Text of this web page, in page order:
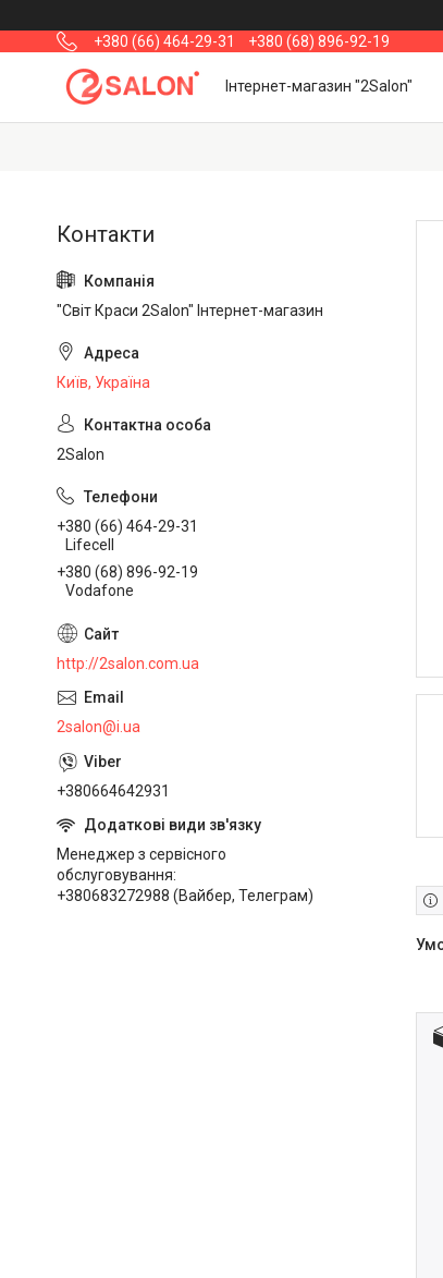
+380 (66) 464-29-31 +380 (68) 896-92-19
Інтернет-магазин "2Salon"
"Світ Краси 2Salon" Інтернет-магазин
Київ, Україна
2Salon
+380 (66) 464-29-31
Lifecell
+380 (68) 896-92-19
Vodafone
http://2salon.com.ua
2salon@i.ua
+380664642931
Менеджер з сервісного
обслуговування
+380683272988 (Вайбер, Телеграм)